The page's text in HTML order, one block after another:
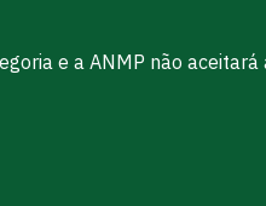
e a ANMP não aceitará